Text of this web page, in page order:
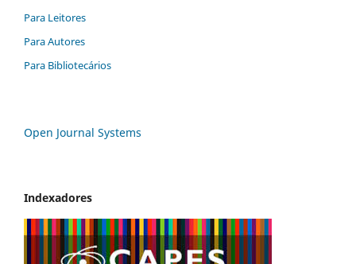
Para Leitores
Para Autores
Para Bibliotecários
Open Journal Systems
Indexadores